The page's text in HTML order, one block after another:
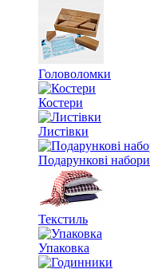
Головоломки
Костери
Листівки
Подарункові набори
Текстиль
Упаковка